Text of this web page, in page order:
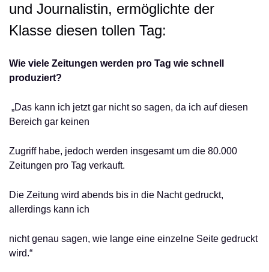
und Journalistin, ermöglichte der
Klasse diesen tollen Tag:
Wie viele Zeitungen werden pro Tag wie schnell
produziert?
„Das kann ich jetzt gar nicht so sagen, da ich auf diesen
Bereich gar keinen
Zugriff habe, jedoch werden insgesamt um die 80.000
Zeitungen pro Tag verkauft.
Die Zeitung wird abends bis in die Nacht gedruckt,
allerdings kann ich
nicht genau sagen, wie lange eine einzelne Seite gedruckt
wird.“